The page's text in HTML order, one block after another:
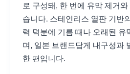
로 구성돼, 한 번에 유막 제거
습니다. 스테인리스 열판 기반
력 덕분에 기름 때나 오래된 유
며, 일본 브랜드답게 내구성과
한 편입니다.